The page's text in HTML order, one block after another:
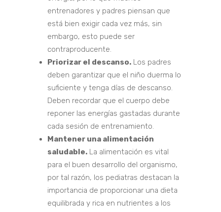
entrenadores y padres piensan que
está bien exigir cada vez más, sin
embargo, esto puede ser
contraproducente.
Priorizar el descanso.Los padres
deben garantizar que el niño duerma lo
suficiente y tenga días de descanso.
Deben recordar que el cuerpo debe
reponer las energías gastadas durante
cada sesión de entrenamiento.
Mantener una alimentación
saludable.La alimentación es vital
para el buen desarrollo del organismo,
por tal razón, los pediatras destacan la
importancia de proporcionar una dieta
equilibrada y rica en nutrientes a los